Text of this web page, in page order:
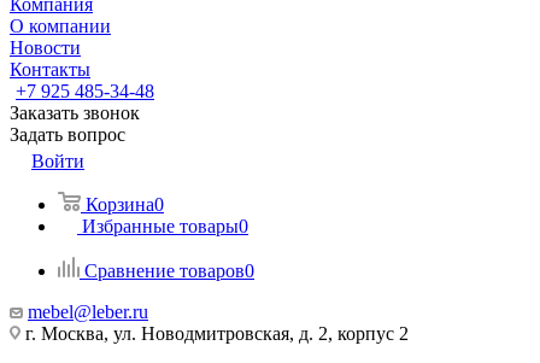
Компания
О компании
Новости
Контакты
+7 925 485-34-48
Заказать звонок
Задать вопрос
Войти
Корзина0
Избранные товары0
Сравнение товаров0
mebel@leber.ru
г. Москва, ул. Новодмитровская, д. 2, корпус 2